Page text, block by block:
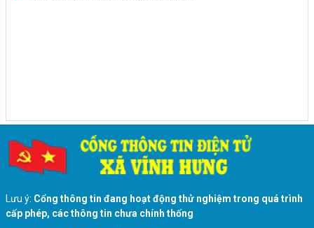
Quy định khi viết phiếu bầu
Lưu ý: Cổng thông tin đang hoạt động thử nghiệm trong quá trình
cấp phép, các thông tin chưa chính thống